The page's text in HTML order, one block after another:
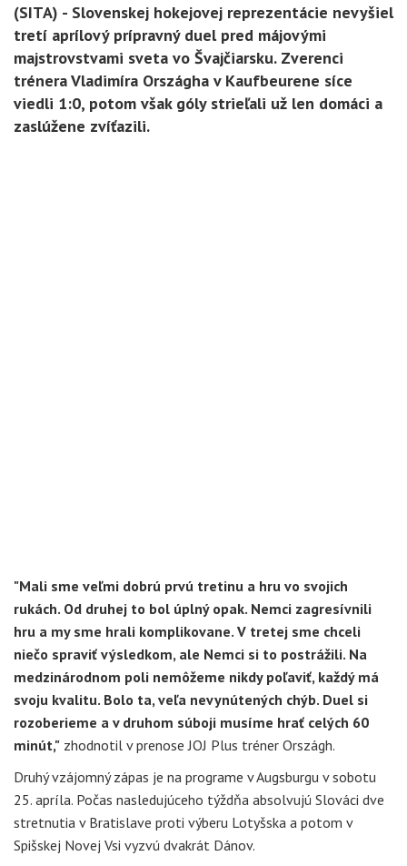
(SITA) - Slovenskej hokejovej reprezentácie nevyšiel
tretí aprílový prípravný duel pred májovými
majstrovstvami sveta vo Švajčiarsku. Zverenci
trénera Vladimíra Országha v Kaufbeurene síce
viedli 1:0, potom však góly strieľali už len domáci a
zaslúžene zvíťazili.
"Mali sme veľmi dobrú prvú tretinu a hru vo svojich
rukách. Od druhej to bol úplný opak. Nemci zagresívnili
hru a my sme hrali komplikovane. V tretej sme chceli
niečo spraviť výsledkom, ale Nemci si to postrážili. Na
medzinárodnom poli nemôžeme nikdy poľaviť, každý má
svoju kvalitu. Bolo ta, veľa nevynútených chýb. Duel si
rozoberieme a v druhom súboji musíme hrať celých 60
minút," zhodnotil v prenose JOJ Plus tréner Országh.
Druhý vzájomný zápas je na programe v Augsburgu v sobotu
25. apríla. Počas nasledujúceho týždňa absolvujú Slováci dve
stretnutia v Bratislave proti výberu Lotyšska a potom v
Spišskej Novej Vsi vyzvú dvakrát Dánov.